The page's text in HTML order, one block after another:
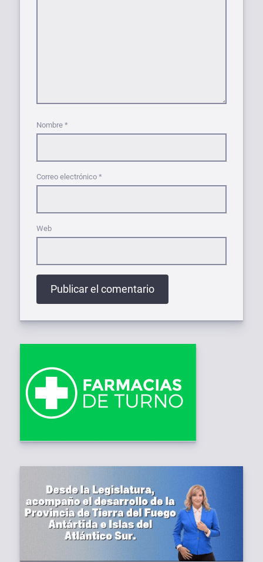
Nombre *
Correo electrónico *
Web